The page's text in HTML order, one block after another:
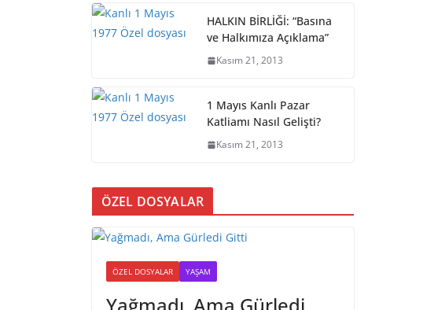
HALKIN BİRLİĞİ: “Basına
ve Halkımıza Açıklama”
Kasım 21, 2013
1 Mayıs Kanlı Pazar
Katliamı Nasıl Gelişti?
Kasım 21, 2013
ÖZEL DOSYALAR
ÖZEL DOSYALAR YAŞAM